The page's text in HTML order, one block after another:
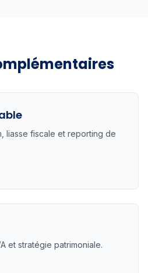
liasse fiscale et reporting de
et stratégie patrimoniale.